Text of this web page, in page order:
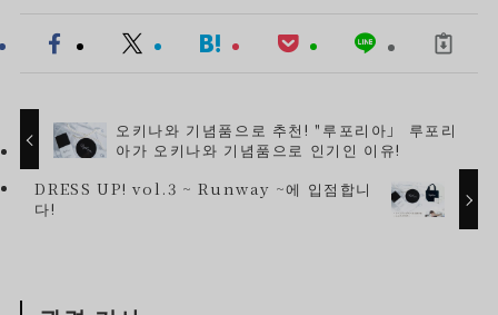
오키나와 기념품으로 추천! "루포리아」 루포리
아가 오키나와 기념품으로 인기인 이유!
DRESS UP! vol.3 ~ Runway ~에 입점합니
다!